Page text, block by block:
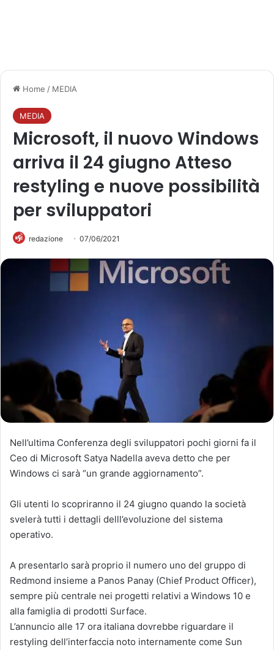
Home / MEDIA
MEDIA
Microsoft, il nuovo Windows
arriva il 24 giugno Atteso
restyling e nuove possibilità
per sviluppatori
redazione 07/06/2021
Nell’ultima Conferenza degli sviluppatori pochi giorni fa il
Ceo di Microsoft Satya Nadella aveva detto che per
Windows ci sarà “un grande aggiornamento”.
Gli utenti lo scopriranno il 24 giugno quando la società
svelerà tutti i dettagli delll’evoluzione del sistema
operativo.
A presentarlo sarà proprio il numero uno del gruppo di
Redmond insieme a Panos Panay (Chief Product Officer),
sempre più centrale nei progetti relativi a Windows 10 e
alla famiglia di prodotti Surface.
L’annuncio alle 17 ora italiana dovrebbe riguardare il
restyling dell’interfaccia noto internamente come Sun